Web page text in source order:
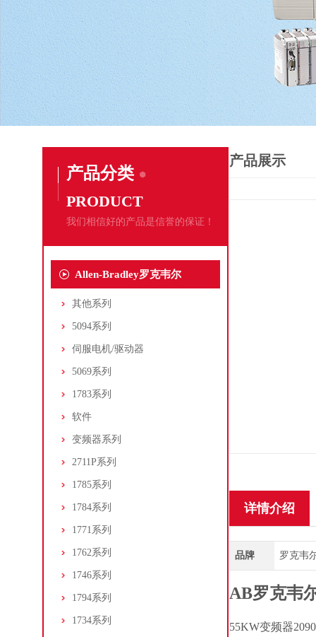
产品分类
PRODUCT
我们相信好的产品是信誉的保证！
Allen-Bradley罗克韦尔
其他系列
5094系列
伺服电机/驱动器
5069系列
1783系列
软件
变频器系列
2711P系列
1785系列
1784系列
1771系列
1762系列
1746系列
1794系列
1734系列
产品展示
详情介绍
品牌 罗克韦
AB罗克韦
55KW变频器